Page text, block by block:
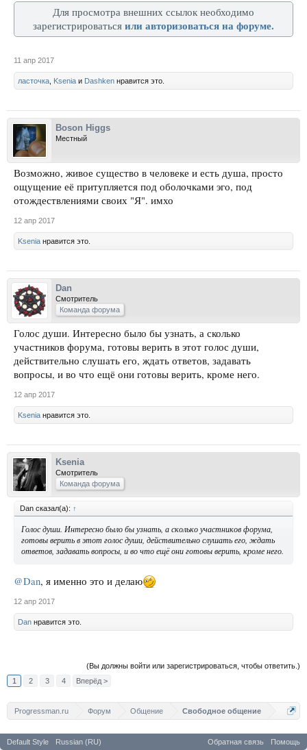
приходим сюда, чтобы пережить что-то важное. Чтобы проявлять
смелость. Чтобы быть живым.
Это трудно. Но вы не одиноки.
С вами всегда есть голос вашей души."
(с) Лиз Гилберт
Для просмотра внешних ссылок необходимо
зарегистрироваться или авторизоваться на форуме.
11 апр 2017
ласточка Ksenia и Dashken нравится это.
Boson Higgs
Местный
Возможно, живое существо в человеке и есть душа, просто
ощущение её притупляется под оболочками эго, под
отождествлениями своих "Я". имхо
12 апр 2017
Ksenia нравится это.
Dan
Смотритель
Команда форума
Голос души. Интересно было бы узнать, а сколько
участников форума, готовы верить в этот голос души,
действительно слушать его, ждать ответов, задавать
вопросы, и во что ещё они готовы верить, кроме него.
12 апр 2017
Ksenia нравится это.
Ksenia
Смотритель
Команда форума
Dan сказал(а): ↑
Голос души. Интересно было бы узнать, а сколько участников форума,
готовы верить в этот голос души, действительно слушать его, ждать
ответов, задавать вопросы, и во что ещё они готовы верить, кроме него.
@Dan, я именно это и делаю
12 апр 2017
Dan нравится это.
(Вы должны войти или зарегистрироваться, чтобы ответить.)
1
2 3 4 Вперёд >
Progressman.ru Форум Общение Свободное общение
Default Style Russian (RU) Обратная связь Помощь